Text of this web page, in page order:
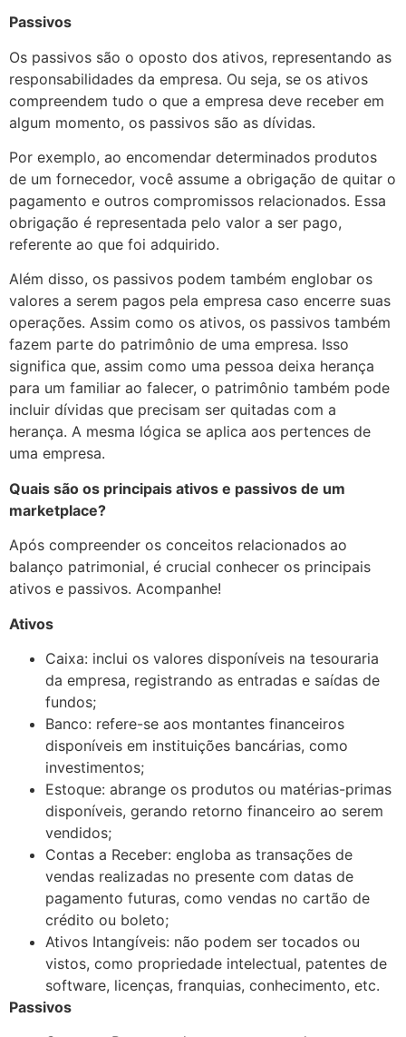
Passivos
Os passivos são o oposto dos ativos, representando as
responsabilidades da empresa. Ou seja, se os ativos
compreendem tudo o que a empresa deve receber em
algum momento, os passivos são as dívidas.
Por exemplo, ao encomendar determinados produtos
de um fornecedor, você assume a obrigação de quitar o
pagamento e outros compromissos relacionados. Essa
obrigação é representada pelo valor a ser pago,
referente ao que foi adquirido.
Além disso, os passivos podem também englobar os
valores a serem pagos pela empresa caso encerre suas
operações. Assim como os ativos, os passivos também
fazem parte do patrimônio de uma empresa. Isso
significa que, assim como uma pessoa deixa herança
para um familiar ao falecer, o patrimônio também pode
incluir dívidas que precisam ser quitadas com a
herança. A mesma lógica se aplica aos pertences de
uma empresa.
Quais são os principais ativos e passivos de um
marketplace?
Após compreender os conceitos relacionados ao
balanço patrimonial, é crucial conhecer os principais
ativos e passivos. Acompanhe!
Ativos
Caixa: inclui os valores disponíveis na tesouraria
da empresa, registrando as entradas e saídas de
fundos;
Banco: refere-se aos montantes financeiros
disponíveis em instituições bancárias, como
investimentos;
Estoque: abrange os produtos ou matérias-primas
disponíveis, gerando retorno financeiro ao serem
vendidos;
Contas a Receber: engloba as transações de
vendas realizadas no presente com datas de
pagamento futuras, como vendas no cartão de
crédito ou boleto;
Ativos Intangíveis: não podem ser tocados ou
vistos, como propriedade intelectual, patentes de
software, licenças, franquias, conhecimento, etc.
Passivos